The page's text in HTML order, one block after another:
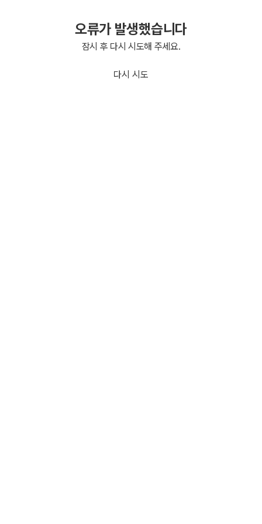
오류가 발생했습니다
잠시 후 다시 시도해 주세요.
다시 시도